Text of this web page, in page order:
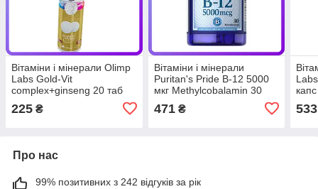
Вітаміни і мінерали Olimp
Labs Gold-Vit
complex+ginseng 20 таб
225 ₴
Вітаміни і мінерали
Puritan's Pride B-12 5000
мкг Methylcobalamin 30
471₴ 533
Про нас
99% позитивних з 242 відгуків за рік